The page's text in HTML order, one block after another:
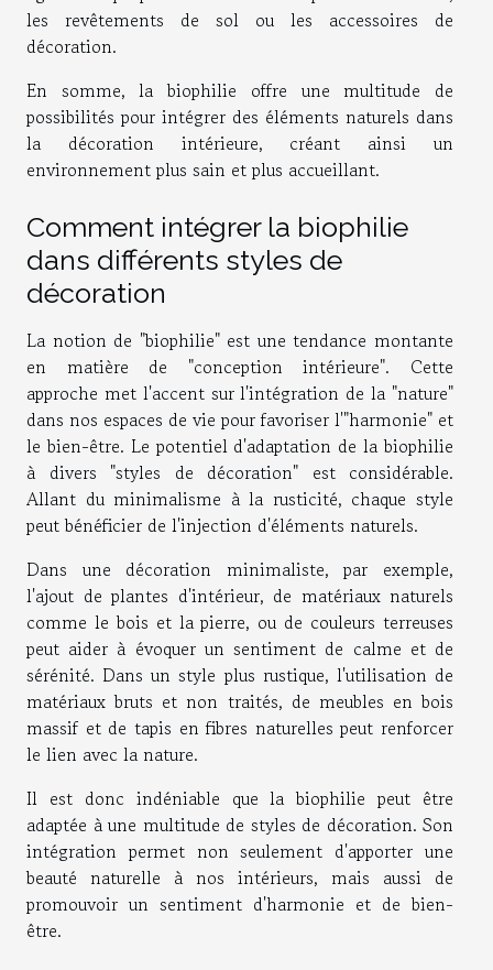
les revêtements de sol ou les accessoires de
décoration.
En somme, la biophilie offre une multitude de
possibilités pour intégrer des éléments naturels dans
la décoration intérieure, créant ainsi un
environnement plus sain et plus accueillant.
Comment intégrer la biophilie
dans différents styles de
décoration
La notion de "biophilie" est une tendance montante
en matière de "conception intérieure". Cette
approche met l'accent sur l'intégration de la "nature"
dans nos espaces de vie pour favoriser l'"harmonie" et
le bien-être. Le potentiel d'adaptation de la biophilie
à divers "styles de décoration" est considérable.
Allant du minimalisme à la rusticité, chaque style
peut bénéficier de l'injection d'éléments naturels.
Dans une décoration minimaliste, par exemple,
l'ajout de plantes d'intérieur, de matériaux naturels
comme le bois et la pierre, ou de couleurs terreuses
peut aider à évoquer un sentiment de calme et de
sérénité. Dans un style plus rustique, l'utilisation de
matériaux bruts et non traités, de meubles en bois
massif et de tapis en fibres naturelles peut renforcer
le lien avec la nature.
Il est donc indéniable que la biophilie peut être
adaptée à une multitude de styles de décoration. Son
intégration permet non seulement d'apporter une
beauté naturelle à nos intérieurs, mais aussi de
promouvoir un sentiment d'harmonie et de bien-
être.